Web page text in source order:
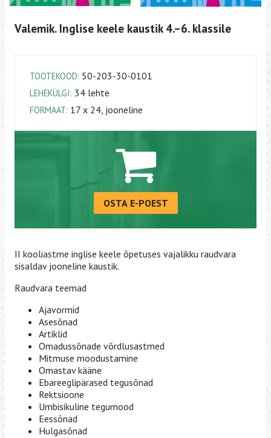
Valemik. Inglise keele kaustik 4.–6. klassile
TOOTEKOOD: 50-203-30-0101
LEHEKÜLGI: 34 lehte
FORMAAT: 17 x 24, jooneline
OSTA E-POEST
II kooliastme inglise keele õpetuses vajalikku raudvara
sisaldav jooneline kaustik.
Raudvara teemad
Ajavormid
Asesõnad
Artiklid
Omadussõnade võrdlusastmed
Mitmuse moodustamine
Omastav kääne
Ebareeglipärased tegusõnad
Rektsioone
Umbisikuline tegumood
Eessõnad
Hulgasõnad